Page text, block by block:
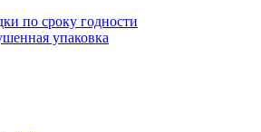
по сроку годности
упаковка